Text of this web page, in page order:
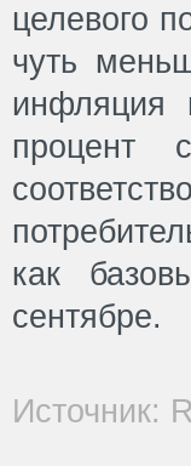
целевого
чуть
инфляция
процент
как
сентябре.
Источник: